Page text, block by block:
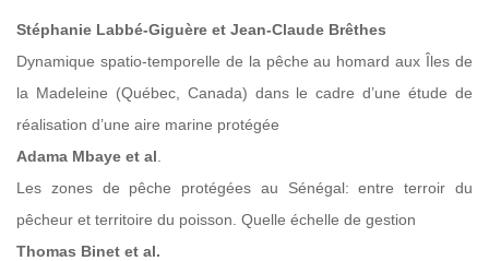
Stéphanie Labbé-Giguère et Jean-Claude Brêthes
Dynamique spatio-temporelle de la pêche au homard aux Îles de
la Madeleine (Québec, Canada) dans le cadre d’une étude de
réalisation d’une aire marine protégée
Adama Mbaye et al
Les zones de pêche protégées au Sénégal: entre terroir du
pêcheur et territoire du poisson. Quelle échelle de gestion
Thomas Binet et al.